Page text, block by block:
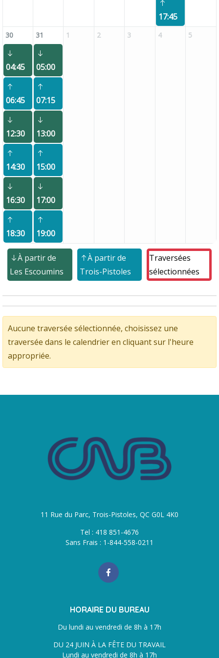
17:45
30
04:45
06:45
12:30
14:30
16:30
18:30
31
05:00
07:15
13:00
15:00
17:00
19:00
1 2 3 4 5
À partir de
Les Escoumins
À partir de
Trois-Pistoles
Traversées
sélectionnées
Aucune traversée sélectionnée, choisissez une
traversée dans le calendrier en cliquant sur l'heure
appropriée.
11 Rue du Parc, Trois-Pistoles, QC G0L 4K0
Tel : 418 851-4676
Sans Frais : 1-844-558-0211
HORAIRE DU BUREAU
Du lundi au vendredi de 8h à 17h
DU 24 JUIN À LA FÊTE DU TRAVAIL
Lundi au vendredi de 8h à 17h